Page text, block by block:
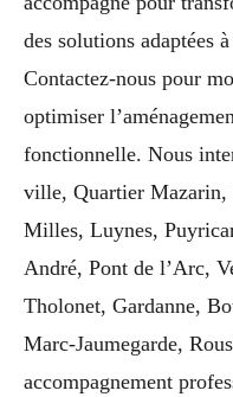
des solutions adaptées
Contactez-nous pour
optimiser
fonctionnelle. Nous
ville, Quartier Mazarin,
Milles, Luynes,
André, Pont de l’Arc,
Tholonet, Gardanne,
Marc-Jaumegarde,
accompagnement